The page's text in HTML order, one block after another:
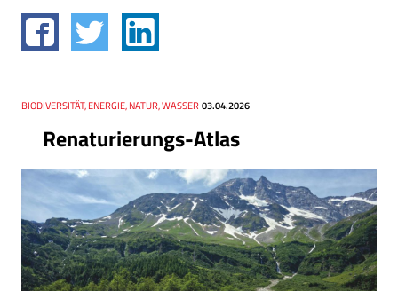
Renaturierungs-Atlas
Thema
BIODIVERSITÄT, ENERGIE, NATUR, WASSER
Datum 03.04.2026